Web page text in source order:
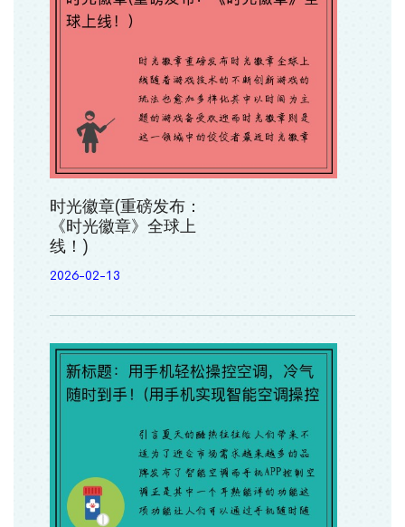
时光徽章(重磅发布：
《时光徽章》全球上
线！)
2026-02-13